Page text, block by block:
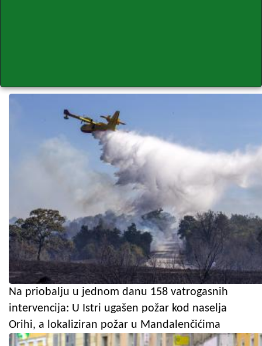
Na priobalju u jednom danu 158 vatrogasnih
intervencija: U Istri ugašen požar kod naselja
Orihi, a lokaliziran požar u Mandalenčićima